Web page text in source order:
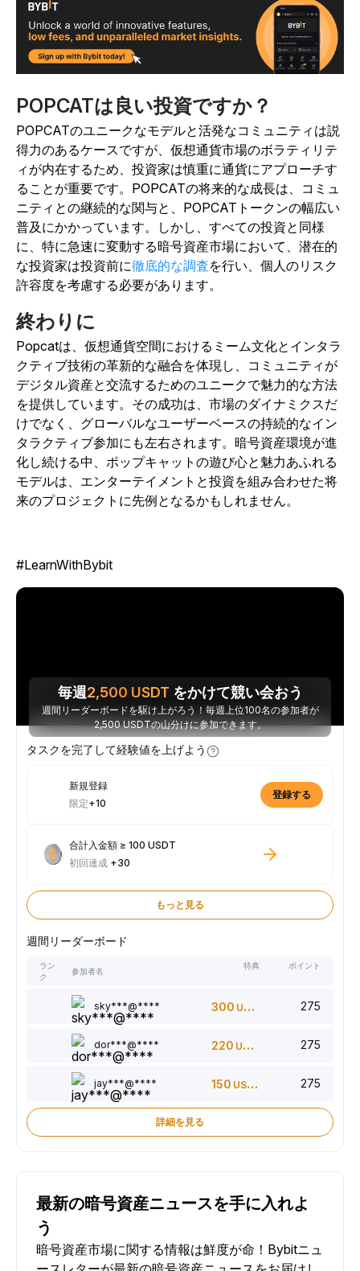
POPCATは良い投資ですか？
POPCATのユニークなモデルと活発なコミュニティは説
得力のあるケースですが、仮想通貨市場のボラティリテ
ィが内在するため、投資家は慎重に通貨にアプローチす
ることが重要です。POPCATの将来的な成長は、コミュ
ニティとの継続的な関与と、POPCATトークンの幅広い
普及にかかっています。しかし、すべての投資と同様
に、特に急速に変動する暗号資産市場において、潜在的
な投資家は投資前に徹底的な調査を行い、個人のリスク
許容度を考慮する必要があります。
終わりに
Popcatは、仮想通貨空間におけるミーム文化とインタラ
クティブ技術の革新的な融合を体現し、コミュニティが
デジタル資産と交流するためのユニークで魅力的な方法
を提供しています。その成功は、市場のダイナミクスだ
けでなく、グローバルなユーザーベースの持続的なイン
タラクティブ参加にも左右されます。暗号資産環境が進
化し続ける中、ポップキャットの遊び心と魅力あふれる
モデルは、エンターテイメントと投資を組み合わせた将
来のプロジェクトに先例となるかもしれません。
#LearnWithBybit
毎週2,500 USDT をかけて競い会おう
週間リーダーボードを駆け上がろう！毎週上位100名の参加者が
2,500 USDTの山分けに参加できます。
タスクを完了して経験値を上げよう
新規登録
限定+10
登録する
合計入金額 ≥ 100 USDT
初回達成 +30
もっと見る
週間リーダーボード
ラン
ク
参加者名
特典 ポイント
sky***@**** 300 USDT 275
dor***@**** 220 USDT 275
jay***@**** 150 USDT 275
詳細を見る
最新の暗号資産ニュースを手に入れよ
う
暗号資産市場に関する情報は鮮度が命！Bybitニュ